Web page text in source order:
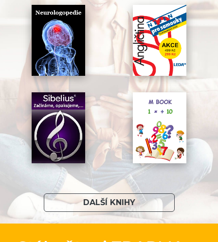
DALŠÍ KNIHY